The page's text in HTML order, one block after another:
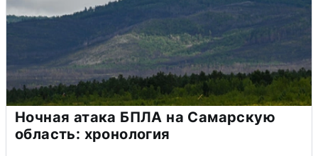
Ночная атака БПЛА на Самарскую
область: хронология